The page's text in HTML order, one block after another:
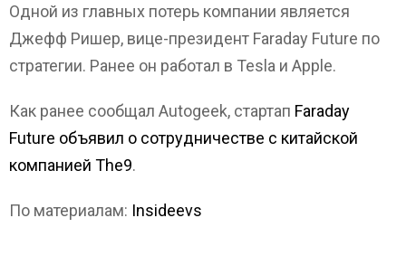
Одной из главных потерь компании является
Джефф Ришер, вице-президент Faraday Future по
стратегии. Ранее он работал в Tesla и Apple.
Как ранее сообщал Autogeek, стартап Faraday
Future объявил о сотрудничестве с китайской
компанией The9.
По материалам: Insideevs